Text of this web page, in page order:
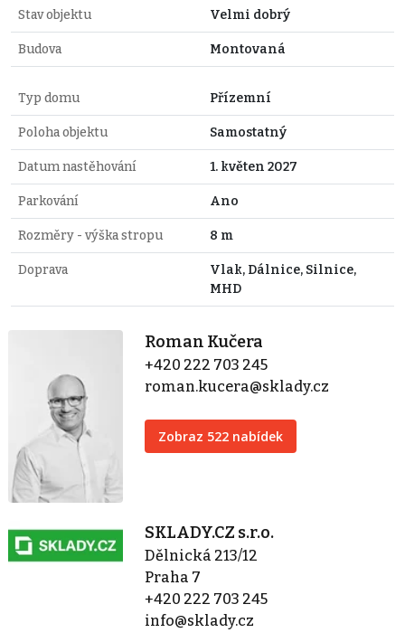
Stav objektu Velmi dobrý
Budova Montovaná
Typ domu Přízemní
Poloha objektu Samostatný
Datum nastěhování 1. květen 2027
Parkování Ano
Rozměry - výška stropu 8 m
Doprava
Vlak, Dálnice, Silnice,
MHD
Roman Kučera
+420 222 703 245
roman.kucera@sklady.cz
Zobraz 522 nabídek
SKLADY.CZ s.r.o.
Dělnická 213/12
Praha 7
+420 222 703 245
info@sklady.cz